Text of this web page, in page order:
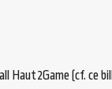
Haut2Game (cf. ce